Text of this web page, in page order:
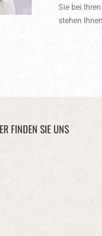
Sie bei
stehen
FINDEN SIE UNS